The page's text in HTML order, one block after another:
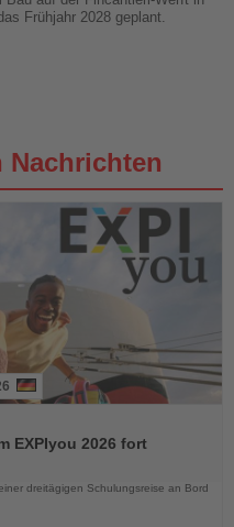
Frühjahr 2028 geplant.
Nachrichten
EXPIyou 2026 fort
dreitägigen Schulungsreise an Bord